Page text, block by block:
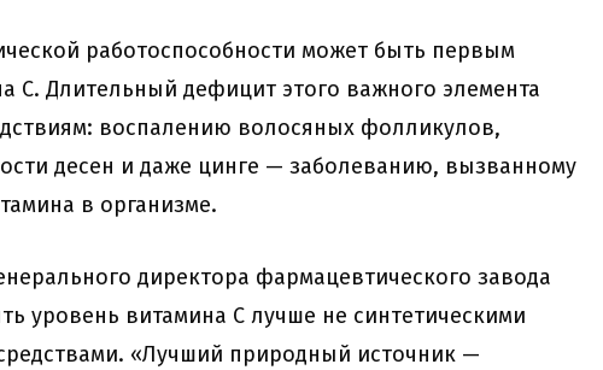
работоспособности может быть первым
С. Длительный дефицит этого важного элемента
воспалению волосяных фолликулов,
десен и даже цинге — заболеванию, вызванному
в организме.
директора фармацевтического завода
уровень витамина С лучше не синтетическими
«Лучший природный источник —